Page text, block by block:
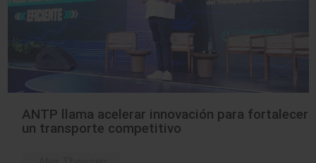
ANTP llama acelerar innovación para fortalecer
un transporte competitivo